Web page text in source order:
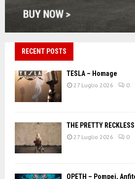
RECENT POSTS
TESLA – Homage
27 Luglio 2026 0
THE PRETTY
27 Luglio 2026 0
OPETH – Pompei,